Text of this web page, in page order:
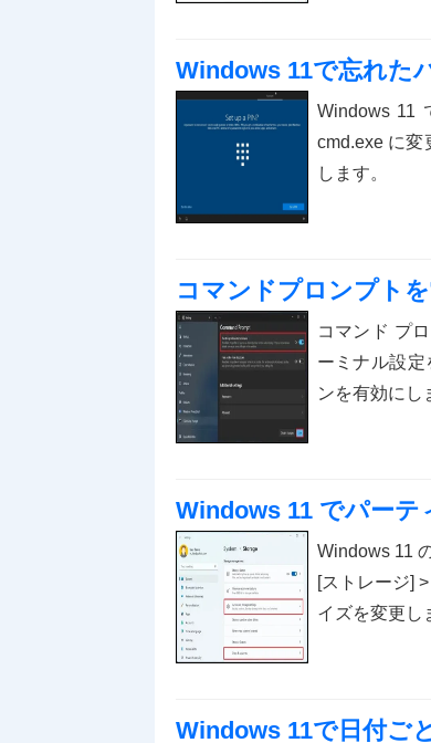
Windows 11で忘れた
Windows 11
cmd.exe に変
します。
コマンドプロンプト
コマンド プ
ーミナル設
ンを有効にし
Windows 11 でパーテ
Windows 11
[ストレージ]
イズを変更し
Windows 11で日付ご